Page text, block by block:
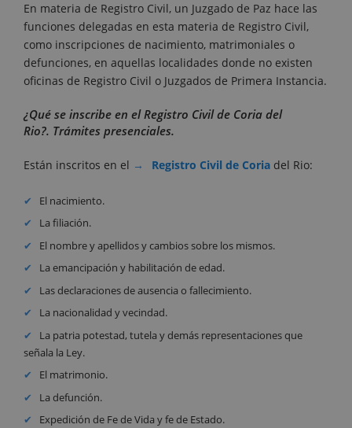
En materia de Registro Civil, un Juzgado de Paz hace las
funciones delegadas en esta materia de Registro Civil,
como inscripciones de nacimiento, matrimoniales o
defunciones, en aquellas localidades donde no existen
oficinas de Registro Civil o Juzgados de Primera Instancia.
¿Qué se inscribe en el Registro Civil de Coria del
Rio?. Trámites presenciales.
Están inscritos en el Registro Civil de Coriadel Rio:
El nacimiento.
La filiación.
El nombre y apellidos y cambios sobre los mismos.
La emancipación y habilitación de edad.
Las declaraciones de ausencia o fallecimiento.
La nacionalidad y vecindad.
La patria potestad, tutela y demás representaciones que
señala la Ley.
El matrimonio.
La defunción.
Expedición de Fe de Vida y fe de Estado.